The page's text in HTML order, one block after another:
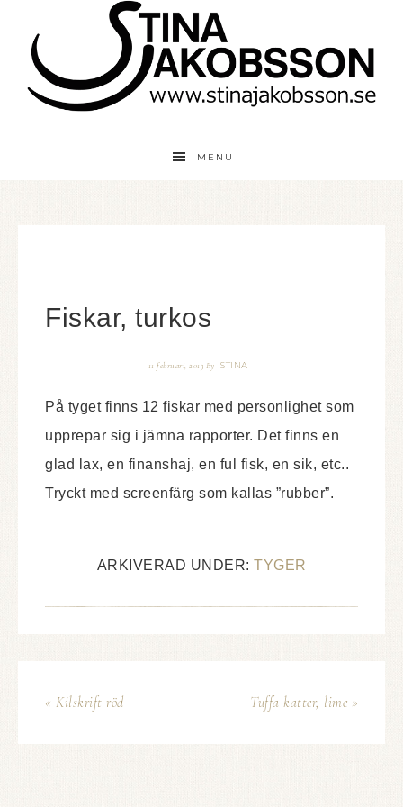
MENU
Fiskar, turkos
11 februari, 2013 By STINA
På tyget finns 12 fiskar med personlighet som
upprepar sig i jämna rapporter. Det finns en
glad lax, en finanshaj, en ful fisk, en sik, etc..
Tryckt med screenfärg som kallas ”rubber”.
ARKIVERAD UNDER: TYGER
« Kilskrift röd Tuffa katter, lime »